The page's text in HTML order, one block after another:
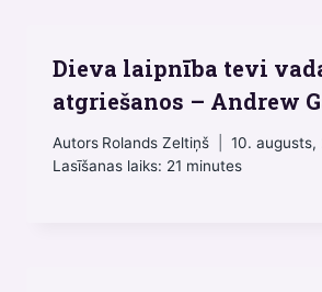
Dieva laipnība tevi
atgriešanos – Аndrew
Autors Rolands Zeltiņš
10. augusts,
Lasīšanas laiks: 21 minutes